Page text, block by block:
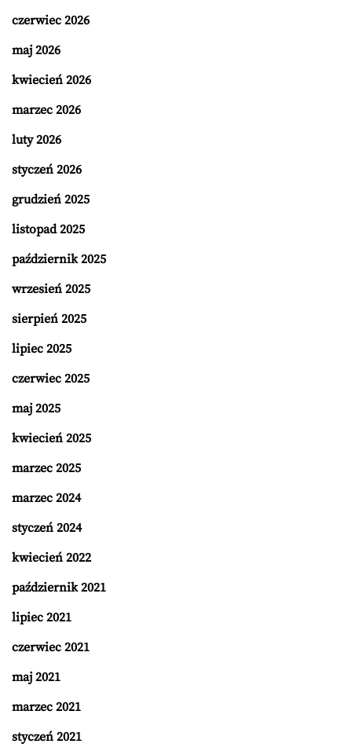
czerwiec 2026
maj 2026
kwiecień 2026
marzec 2026
luty 2026
styczeń 2026
grudzień 2025
listopad 2025
październik 2025
wrzesień 2025
sierpień 2025
lipiec 2025
czerwiec 2025
maj 2025
kwiecień 2025
marzec 2025
marzec 2024
styczeń 2024
kwiecień 2022
październik 2021
lipiec 2021
czerwiec 2021
maj 2021
marzec 2021
styczeń 2021